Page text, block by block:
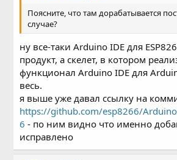
Поясните, что там дорабатывается
случае?
ну все-таки Arduino IDE для
продукт, а скелет, в котором
функционал Arduino IDE для
весь.
я выше уже давал ссылку на
https://github.com/esp8266/
6 - по ним видно что именно
исправлено